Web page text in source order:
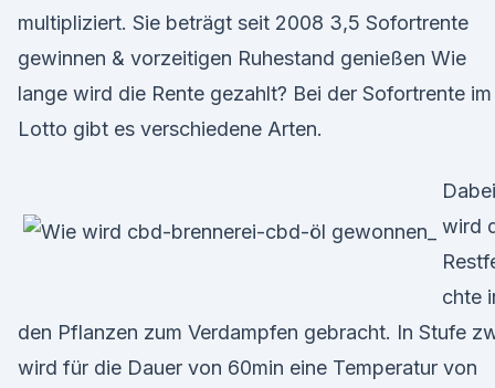
multipliziert. Sie beträgt seit 2008 3,5 Sofortrente
gewinnen & vorzeitigen Ruhestand genießen Wie
lange wird die Rente gezahlt? Bei der Sofortrente im
Lotto gibt es verschiedene Arten.
Dabei
wird
chte
den Pflanzen zum Verdampfen gebracht. In Stufe
wird für die Dauer von 60min eine Temperatur von